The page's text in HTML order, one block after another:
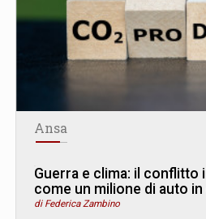
Ansa
Guerra e clima: il conflitto
come un milione di auto
di Federica Zambino